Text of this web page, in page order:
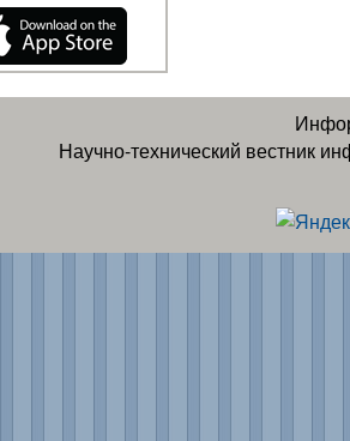
Научно-технический вестник